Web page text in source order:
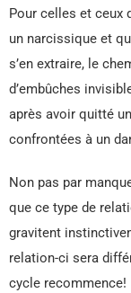
Pour celles et ceux
un narcissique et
s’en extraire, le
d’embûches
après avoir quitté
confrontées à un
Non pas par
que ce type de
gravitent
relation-ci sera
cycle recommence!